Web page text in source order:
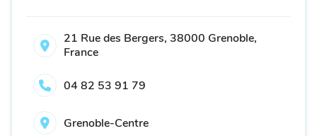
21 Rue des Bergers, 38000 Grenoble,
France
04 82 53 91 79
Grenoble-Centre